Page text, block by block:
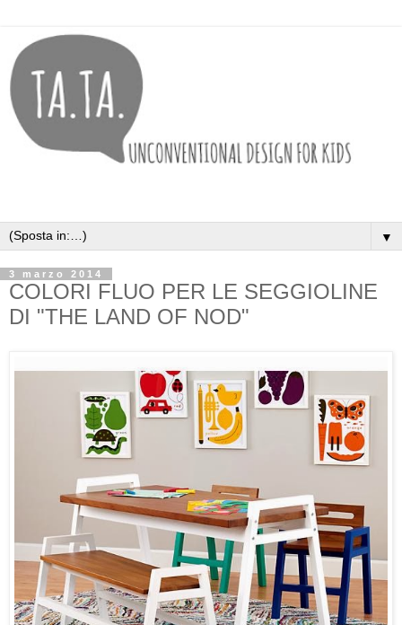
▼
3 marzo 2014
COLORI FLUO PER LE SEGGIOLINE
DI "THE LAND OF NOD"